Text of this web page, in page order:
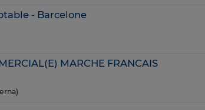
- Barcelone
MARCHE FRANCAIS